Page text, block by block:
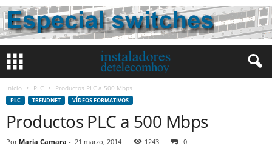
Inicio PLC Productos PLC a 500 Mbps
PLC TRENDNET VÍDEOS FORMATIVOS
Productos PLC a 500 Mbps
Por Maria Camara - 21 marzo, 2014 1243 0